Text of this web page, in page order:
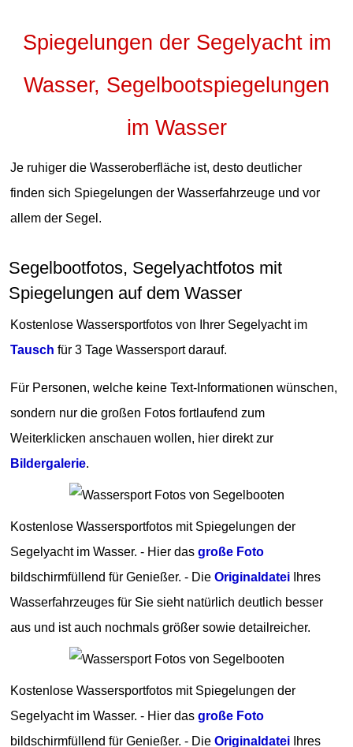
Spiegelungen der Segelyacht im
Wasser, Segelbootspiegelungen
im Wasser
Je ruhiger die Wasseroberfläche ist, desto deutlicher
finden sich Spiegelungen der Wasserfahrzeuge und vor
allem der Segel.
Segelbootfotos, Segelyachtfotos mit
Spiegelungen auf dem Wasser
Kostenlose Wassersportfotos von Ihrer Segelyacht im
Tausch für 3 Tage Wassersport darauf.
Für Personen, welche keine Text-Informationen wünschen,
sondern nur die großen Fotos fortlaufend zum
Weiterklicken anschauen wollen, hier direkt zur
Bildergalerie.
Kostenlose Wassersportfotos mit Spiegelungen der
Segelyacht im Wasser. - Hier dasgroße Foto
bildschirmfüllend für Genießer. - DieOriginaldatei Ihres
Wasserfahrzeuges für Sie sieht natürlich deutlich besser
aus und ist auch nochmals größer sowie detailreicher.
Kostenlose Wassersportfotos mit Spiegelungen der
Segelyacht im Wasser. - Hier dasgroße Foto
bildschirmfüllend für Genießer. - DieOriginaldatei Ihres